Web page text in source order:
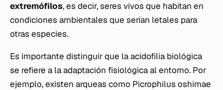
extremófilos, es decir, seres vivos que habitan en
condiciones ambientales que serían letales para
otras especies.
Es importante distinguir que la acidofilia biológica
se refiere a la adaptación fisiológica al entorno. Por
ejemplo, existen arqueas como Picrophilus oshimae